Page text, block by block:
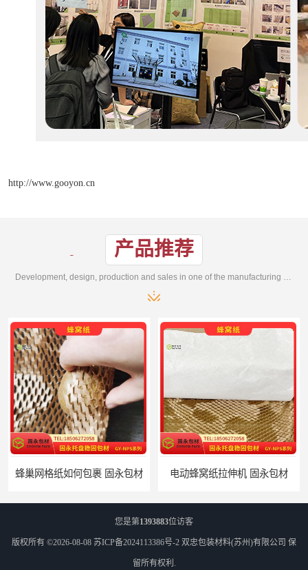
http://www.gooyon.cn
产品推荐
电动蜂窝纸拉伸机 固永包材
您是第1393883位访客
版权所有 ©2026-08-08 苏ICP备2024113386号-2 双忠包装材料(苏州)有限公司 保
留所有权利.